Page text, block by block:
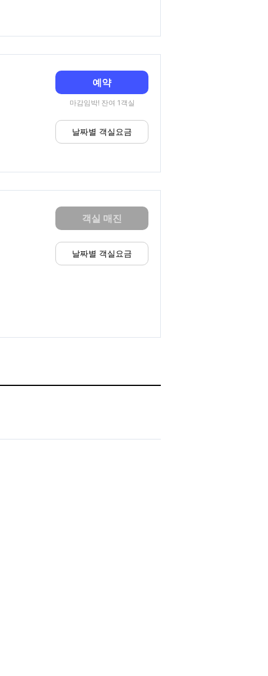
예약
마감임박! 잔여 1객실
날짜별 객실요금
객실 매진
날짜별 객실요금